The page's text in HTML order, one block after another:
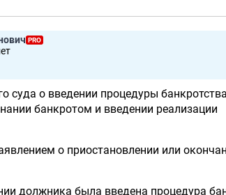
PRO
суда о введении процедуры банкротства
банкротом и введении реализации
о приостановлении или
должника была введена процедура